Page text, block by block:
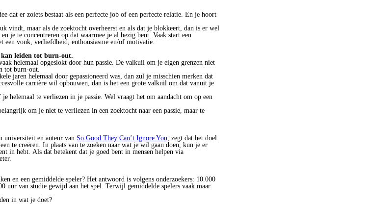
dat er zoiets bestaat als een perfecte job of een perfecte relatie. En je hoort
vindt, maar als de zoektocht overheerst en als dat je blokkeert, dan is er wel
je te concentreren op dat waarmee je al bezig bent. Vaak start een
een vonk, verliefdheid, enthousiasme en/of motivatie.
kan leiden tot burn-out.
helemaal opgeslokt door hun passie. De valkuil om je eigen grenzen niet
tot burn-out.
jaren helemaal door gepassioneerd was, dan zul je misschien merken dat
carrière wil opbouwen, dan is het een grote valkuil om dat vanuit je
helemaal te verliezen in je passie. Wel vraagt het om aandacht om op een
om je niet te verliezen in een zoektocht naar een passie, maar te
universiteit en auteur van So Good They Can’t Ignore You , zegt dat het doel
te creëren. In plaats van te zoeken naar wat je wil gaan doen, kun je er
in hebt. Als dat betekent dat je goed bent in mensen helpen via
en een gemiddelde speler? Het antwoord is volgens onderzoekers: 10.000
uur van studie gewijd aan het spel. Terwijl gemiddelde spelers vaak maar
in wat je doet?